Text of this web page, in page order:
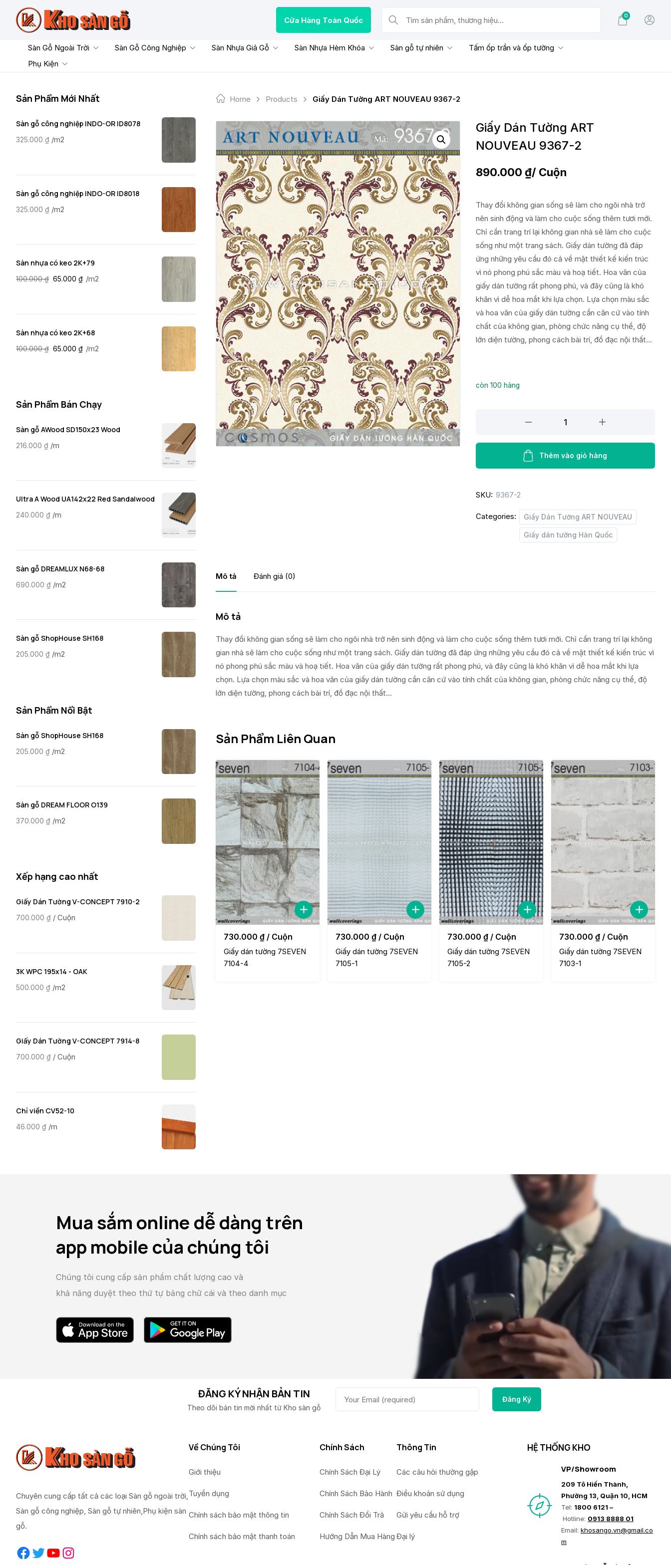
content
Cửa Hàng Toàn Quốc
Tìm sản phẩm, thương hiệu...
0
Sàn Gỗ Ngoài Trời Sàn Gỗ Công Nghiệp Sàn Nhựa Giả Gỗ Sàn Nhựa Hèm Khóa Sàn gỗ tự nhiên
Tấm ốp trần và ốp tường
Phụ Kiện
Home Products Giấy Dán Tường ART NOUVEAU 9367-2
Giấy Dán Tường ART
NOUVEAU 9367-2
890.000 ₫/ Cuộn
Thay đổi không gian sống sẽ làm cho ngôi nhà trở
nên sinh động và làm cho cuộc sống thêm tươi mới.
Chỉ cần trang trí lại không gian nhà sẽ làm cho cuộc
sống như một trang sách. Giấy dán tường đã đáp
ứng những yêu cầu đó cả về mặt thiết kế kiến trúc
vì nó phong phú sắc màu và hoạ tiết. Hoa văn của
giấy dán tường rất phong phú, và đây cũng là khó
khăn vì dễ hoa mắt khi lựa chọn. Lựa chọn màu sắc
và hoa văn của giấy dán tường cần căn cứ vào tính
chất của không gian, phòng chức năng cụ thể, độ
lớn diện tường, phong cách bài trí, đồ đạc nội thất…
còn 100 hàng
Tường
NOUVEAU
2
Thêm vào giỏ hàng
SKU: 9367-2
Categories: Giấy Dán Tường ART NOUVEAU
Giấy dán tường Hàn Quốc
Mô tả Đánh giá (0)
Mô tả
Thay đổi không gian sống sẽ làm cho ngôi nhà trở nên sinh động và làm cho cuộc sống thêm tươi mới. Chỉ cần trang trí lại không
gian nhà sẽ làm cho cuộc sống như một trang sách. Giấy dán tường đã đáp ứng những yêu cầu đó cả về mặt thiết kế kiến trúc vì
nó phong phú sắc màu và hoạ tiết. Hoa văn của giấy dán tường rất phong phú, và đây cũng là khó khăn vì dễ hoa mắt khi lựa
chọn. Lựa chọn màu sắc và hoa văn của giấy dán tường cần căn cứ vào tính chất của không gian, phòng chức năng cụ thể, độ
lớn diện tường, phong cách bài trí, đồ đạc nội thất…
Sản Phẩm Liên Quan
730.000 ₫ / Cuộn
Giấy dán tường 7SEVEN
7104-4
730.000 ₫ / Cuộn
Giấy dán tường 7SEVEN
7105-1
730.000 ₫ / Cuộn
Giấy dán tường 7SEVEN
7105-2
730.000 ₫ / Cuộn
Giấy dán tường 7SEVEN
7103-1
Sản Phẩm Mới Nhất
Sàn gỗ công nghiệp INDO-OR ID8078
325.000 ₫ /m2
Sàn gỗ công nghiệp INDO-OR ID8018
325.000 ₫ /m2
Sàn nhựa có keo 2K+79
100.000₫ 65.000 ₫ /m2
Sàn nhựa có keo 2K+68
100.000₫ 65.000 ₫ /m2
Sản Phẩm Bán Chạy
Sàn gỗ AWood SD150x23 Wood
216.000 ₫ /m
Ultra A Wood UA142x22 Red Sandalwood
240.000 ₫ /m
Sàn gỗ DREAMLUX N68-68
690.000 ₫ /m2
Sàn gỗ ShopHouse SH168
205.000 ₫ /m2
Sản Phẩm Nổi Bật
Sàn gỗ ShopHouse SH168
205.000 ₫ /m2
Sàn gỗ DREAM FLOOR O139
370.000 ₫ /m2
Xếp hạng cao nhất
Giấy Dán Tường V-CONCEPT 7910-2
700.000 ₫ / Cuộn
3K WPC 195x14 - OAK
500.000 ₫ /m2
Giấy Dán Tường V-CONCEPT 7914-8
700.000 ₫ / Cuộn
Chỉ viền CV52-10
46.000 ₫ /m
Mua sắm online dễ dàng trên
app mobile của chúng tôi
Chúng tôi cung cấp sản phẩm chất lượng cao và
khả năng duyệt theo thứ tự bảng chữ cái và theo danh mục
ĐĂNG KÝ NHẬN BẢN TIN
Theo dõi bản tin mời nhất từ Kho sàn gỗ
Chuyên cung cấp tất cả các loại Sàn gỗ ngoài trời,
Sàn gỗ công nghiệp, Sàn gỗ tự nhiên,Phụ kiện sàn
gỗ.
Facebook Twitter YouTube Instagram
Về Chúng Tôi
Giới thiệu
Tuyển dụng
Chính sách bảo mật thông tin
Chính sách bảo mật thanh toán
Chính Sách
Chính Sách Đại Lý
Chính Sách Bảo Hành
Chính Sách Đổi Trả
Hướng Dẫn Mua Hàng
Thông Tin
Các câu hỏi thường gặp
Điều khoản sử dụng
Gửi yêu cầu hỗ trợ
Đại lý
HỆ THỐNG KHO
VP/Showroom
209 Tô Hiến Thành,
Phường 13, Quận 10, HCM
Tel: 1800 6121 –
Hotline: 0913 8888 01
Email: khosango.vn@gmail.co
m